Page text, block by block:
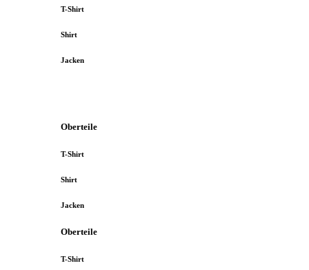
T-Shirt
Shirt
Jacken
Oberteile
T-Shirt
Shirt
Jacken
Oberteile
T-Shirt